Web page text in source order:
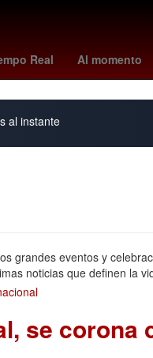
Real Al momento
Germán Berterame
al instante
grandes eventos y
noticias que definen la
se corona